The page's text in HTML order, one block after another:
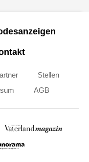
Stellen
AGB